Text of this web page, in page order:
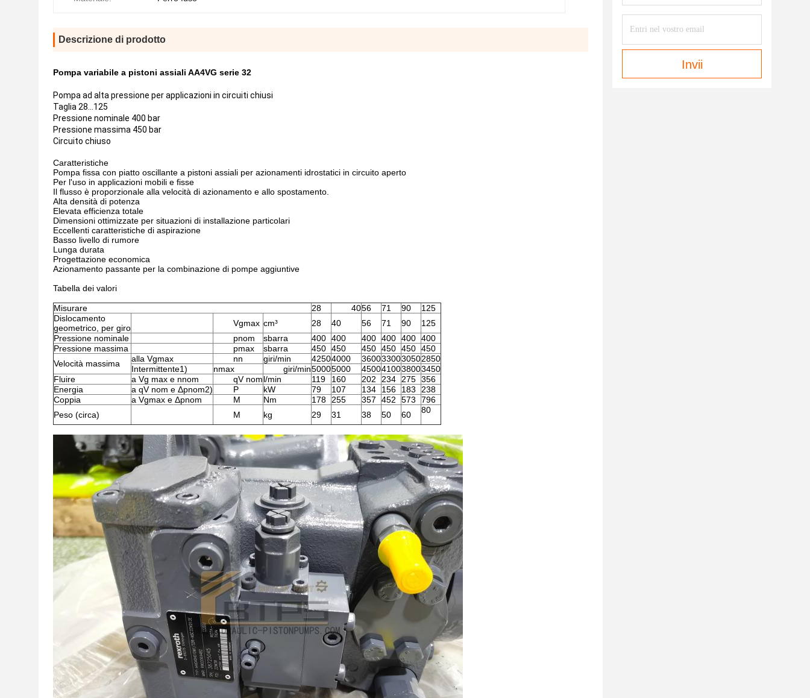
Descrizione di prodotto
Pompa variabile a pistoni assiali AA4VG serie 32
Pompa ad alta pressione per applicazioni in circuiti chiusi
Taglia 28...125
Pressione nominale 400 bar
Pressione massima 450 bar
Circuito chiuso
Caratteristiche
Pompa fissa con piatto oscillante a pistoni assiali per azionamenti idrostatici in circuito aperto
Per l'uso in applicazioni mobili e fisse
Il flusso è proporzionale alla velocità di azionamento e allo spostamento.
Alta densità di potenza
Elevata efficienza totale
Dimensioni ottimizzate per situazioni di installazione particolari
Eccellenti caratteristiche di aspirazione
Basso livello di rumore
Lunga durata
Progettazione economica
Azionamento passante per la combinazione di pompe aggiuntive
Tabella dei valori
Misurare 28 4056 71 90
125
Dislocamento
geometrico, per giro
Vgmax cm³ 28 40 56 71 90
125
Pressione nominale
pnom sbarra 400 400 400 400 400 400
Pressione massima
pmax sbarra 450 450 450 450 450 450
Velocità massima
alla Vgmax nn giri/min 42504000 3600330030502850
Intermittente1)
nmax giri/min50005000 4500410038003450
Fluire
a Vg max e nnom qV noml/min 119 160 202 234 275 356
Energia
a qV nom e Δpnom2) P kW 79 107 134 156 183
238
Coppia
a Vgmax e Δpnom M Nm 178 255 357 452 573
796
Peso (circa)
M kg 29 31 38 50 60 80
Invii